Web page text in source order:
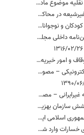
آیین‌نامه تعیین میزان ظرفیت مجاز وسایل نقلیه موضوع ماده (12) قانون بیمه اجباری خسارات وارد شده به شخص ثالث در اثر حوادث ناشی از وسایل نقلیه – مصوب 1397/03/20
قانون اجازه رعایت احوال شخصیه ایرانیان غیرشیعه در محاکم – مصوب 1312/04/31
آیین‌نامه اجرایی ماده (22) قانون حمایت از کودکان و نوجوانان بی‌سرپرست و بدسرپرست – مصوب 1394/04/14
قانون مستثنی بودن مصوبات مربوط به آیین‌نامه داخلی مجلس شورای اسلامی از موضوع ماده 2 قانون مدنی – مصوب 1372/10/07
قانون تشکیلات و اختیارات سازمان حج و اوقاف و امور خیریه – مصوب 1363/10/02
آیین‌نامه اجرایی ماده (48) قانون تجارت الکترونیکی – مصوب 1384/02/05
آیین‌نامه‌ زناشویی‌ بانوان‌ ایران با اتباع‌ بیگانه‌ غیرایرانی – مصوب 1345/07/06
قانون واگذاری قیمومت محجوران تحت پوشش سازمان بهزیستی کشور به سازمان مذکور تا زمان تعیین قیم توسط دادگاه صالح – مصوب 1376/04/29
قانون نحوه اجرای اصل 49 قانون اساسی جمهوری اسلامی ایران – مصوب 1363/05/17
آیین‌نامه اجرایی ماده (5) قانون بیمه اجباری خسارات وارد شده به شخص ثالث در اثر حوادث ناشی از وسایل نقلیه – مصوب 1397/02/16